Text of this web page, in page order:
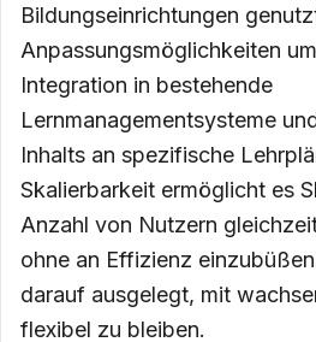
Bildungseinrichtungen
Anpassungsmöglichkeiten
Integration in bestehende
Lernmanagementsysteme
Inhalts an spezifische
Skalierbarkeit ermöglicht es
Anzahl von Nutzern
ohne an Effizienz
darauf ausgelegt, mit
flexibel zu bleiben.